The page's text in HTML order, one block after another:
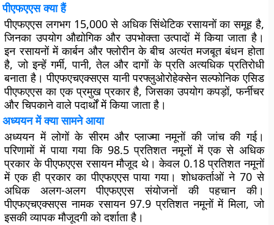
पीएफएएस क्या हैं
पीएफएएस लगभग 15,000 से अधिक सिंथेटिक रसायनों का समूह है,
जिनका उपयोग औद्योगिक और उपभोक्ता उत्पादों में किया जाता है।
इन रसायनों में कार्बन और फ्लोरीन के बीच अत्यंत मजबूत बंधन होता
है, जो इन्हें गर्मी, पानी, तेल और दागों के प्रति अत्यधिक प्रतिरोधी
बनाता है। पीएफएचएक्सएस यानी परफ्लुओरोहेक्सेन सल्फोनिक एसिड
पीएफएएस का एक प्रमुख प्रकार है, जिसका उपयोग कपड़ों, फर्नीचर
और चिपकाने वाले पदार्थों में किया जाता है।
अध्ययन में क्या सामने आया
अध्ययन में लोगों के सीरम और प्लाज्मा नमूनों की जांच की गई।
परिणामों में पाया गया कि 98.5 प्रतिशत नमूनों में एक से अधिक
प्रकार के पीएफएएस रसायन मौजूद थे। केवल 0.18 प्रतिशत नमूनों
में एक ही प्रकार का पीएफएएस पाया गया। शोधकर्ताओं ने 70 से
अधिक अलग-अलग पीएफएएस संयोजनों की पहचान की।
पीएफएचएक्सएस नामक रसायन 97.9 प्रतिशत नमूनों में मिला, जो
इसकी व्यापक मौजूदगी को दर्शाता है।